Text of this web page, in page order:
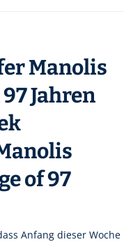
Manolis
Jahren
of 97
Anfang dieser Woche